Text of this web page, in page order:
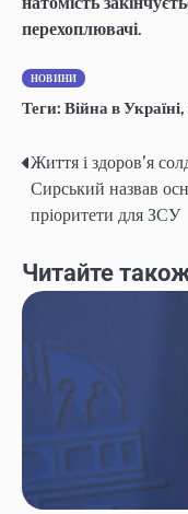
перехоплювачі.
НОВИНИ
Теги: Війна в Україні,
Навігація
записів
Життя і здоров’я
Сирський назвав
пріоритети для ЗСУ
Читайте